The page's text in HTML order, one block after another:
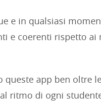
e in qualsiasi
e coerenti rispetto ai
queste app ben oltre
ritmo di ogni